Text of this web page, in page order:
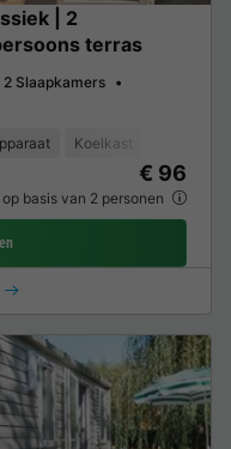
| 2
terras
2 Slaapkamers
Koelkast
€ 96
basis van 2 personen